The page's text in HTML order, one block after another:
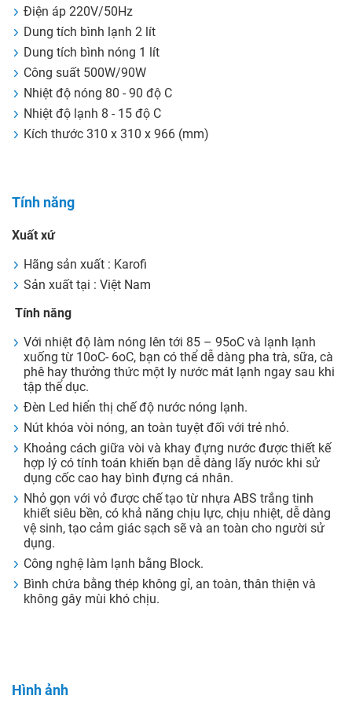
Điện áp 220V/50Hz
Dung tích bình lạnh 2 lít
Dung tích bình nóng 1 lít
Công suất 500W/90W
Nhiệt độ nóng 80 - 90 độ C
Nhiệt độ lạnh 8 - 15 độ C
Kích thước 310 x 310 x 966 (mm)
Tính năng
Xuất xứ
Hãng sản xuất : Karofi
Sản xuất tại : Việt Nam
Tính năng
Với nhiệt độ làm nóng lên tới 85 – 95oC và lạnh lạnh
xuống từ 10oC- 6oC, bạn có thể dễ dàng pha trà, sữa, cà
phê hay thưởng thức một ly nước mát lạnh ngay sau khi
tập thể dục.
Đèn Led hiển thị chế độ nước nóng lạnh.
Nút khóa vòi nóng, an toàn tuyệt đối với trẻ nhỏ.
Khoảng cách giữa vòi và khay đựng nước được thiết kế
hợp lý có tính toán khiến bạn dễ dàng lấy nước khi sử
dụng cốc cao hay bình đựng cá nhân.
Nhỏ gọn với vỏ được chế tạo từ nhựa ABS trắng tinh
khiết siêu bền, có khả năng chịu lực, chịu nhiệt, dễ dàng
vệ sinh, tạo cảm giác sạch sẽ và an toàn cho người sử
dụng.
Công nghệ làm lạnh bằng Block.
Bình chứa bằng thép không gỉ, an toàn, thân thiện và
không gây mùi khó chịu.
Hình ảnh